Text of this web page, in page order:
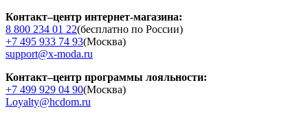
Контакт–центр интернет-магазина:
8 800 234 01 22(бесплатно по России)
+7 495 933 74 93(Москва)
support@x-moda.ru
Контакт–центр программы лояльности:
+7 499 929 04 90(Москва)
Loyalty@hcdom.ru